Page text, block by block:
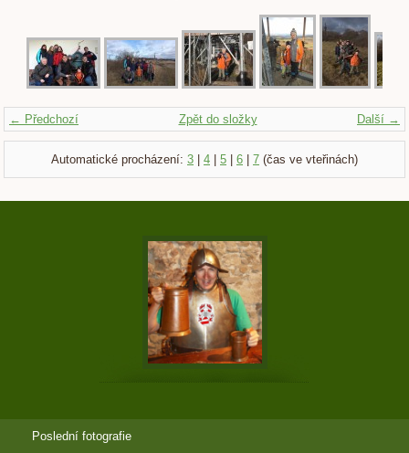
← Předchozí Další →
Zpět do složky
Automatické procházení: 3 4 5 6 7 (čas ve vteřinách)
Poslední fotografie